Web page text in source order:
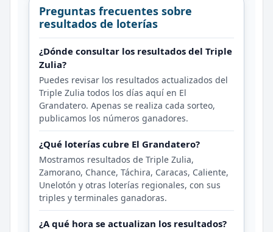
Preguntas frecuentes sobre
resultados de loterías
¿Dónde consultar los resultados del Triple
Zulia?
Puedes revisar los resultados actualizados del
Triple Zulia todos los días aquí en El
Grandatero. Apenas se realiza cada sorteo,
publicamos los números ganadores.
¿Qué loterías cubre El Grandatero?
Mostramos resultados de Triple Zulia,
Zamorano, Chance, Táchira, Caracas, Caliente,
Unelotón y otras loterías regionales, con sus
triples y terminales ganadoras.
¿A qué hora se actualizan los resultados?